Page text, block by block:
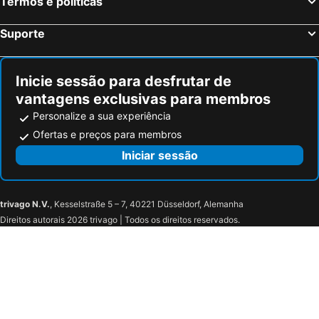
Isla Mujeres, Quintana Roo Hotéis
Suporte
Inicie sessão para desfrutar de
vantagens exclusivas para membros
Personalize a sua experiência
Ofertas e preços para membros
Iniciar sessão
trivago N.V., Kesselstraße 5 – 7, 40221 Düsseldorf, Alemanha
Direitos autorais 2026 trivago | Todos os direitos reservados.